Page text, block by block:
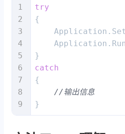
try
{
catch
{
//输出信息
}